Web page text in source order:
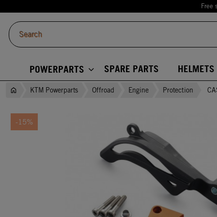
Free
POWERPARTS SPARE PARTS HELMETS
KTM Powerparts Offroad Engine Protection
-15%